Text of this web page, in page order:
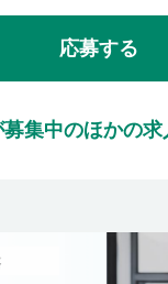
応募する
集中のほかの求